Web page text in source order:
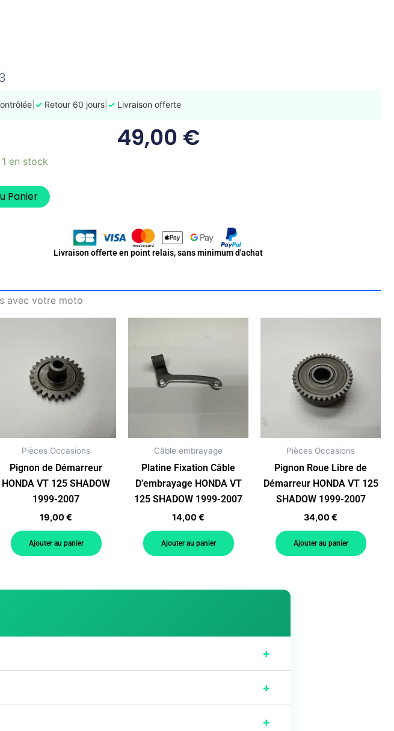
✓ Retour 60 jours ✓ Livraison offerte
49,00 €
1 en stock
Panier
Livraison offerte en point relais, sans minimum d'achat
avec votre moto
Pièces Occasions
Pignon de Démarreur
HONDA VT 125 SHADOW
1999-2007
19,00€
Ajouter au panier
Câble embrayage
Platine Fixation Câble
D’embrayage HONDA VT
125 SHADOW 1999-2007
14,00€
Ajouter au panier
Pièces Occasions
Pignon Roue Libre de
Démarreur HONDA VT 125
SHADOW 1999-2007
34,00€
Ajouter au panier
+
+
+